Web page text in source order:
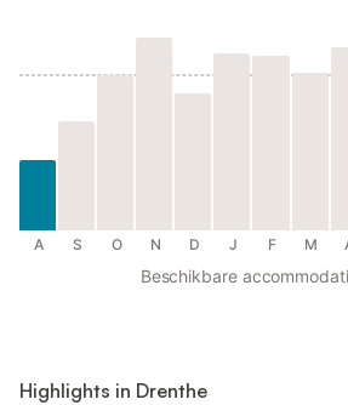
A S O N D J F M
Beschikbare
Highlights in Drenthe